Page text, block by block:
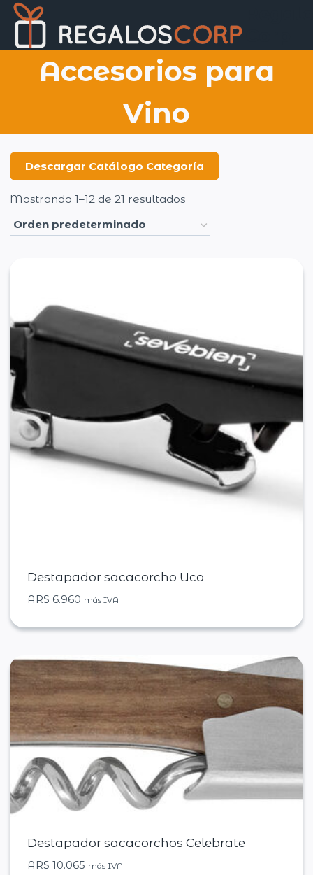
Saltar
contenido
Accesorios para
Vino
Descargar Catálogo Categoría
Mostrando 1–12 de 21 resultados
Destapador sacacorcho Uco
ARS 6.960 más IVA
Destapador sacacorchos Celebrate
ARS 10.065 más IVA